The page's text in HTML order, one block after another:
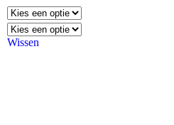
Wissen